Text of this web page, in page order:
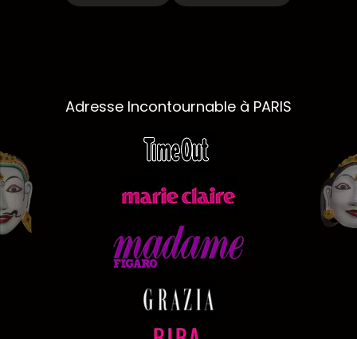
Adresse Incontournable à PARIS